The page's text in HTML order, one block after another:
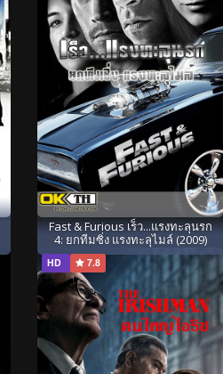
Fast & Furious เร็ว...แรงทะลุนรก
4: ยกทีมซิ่ง แรงทะลุไมล์ (2009)
HD 7.8